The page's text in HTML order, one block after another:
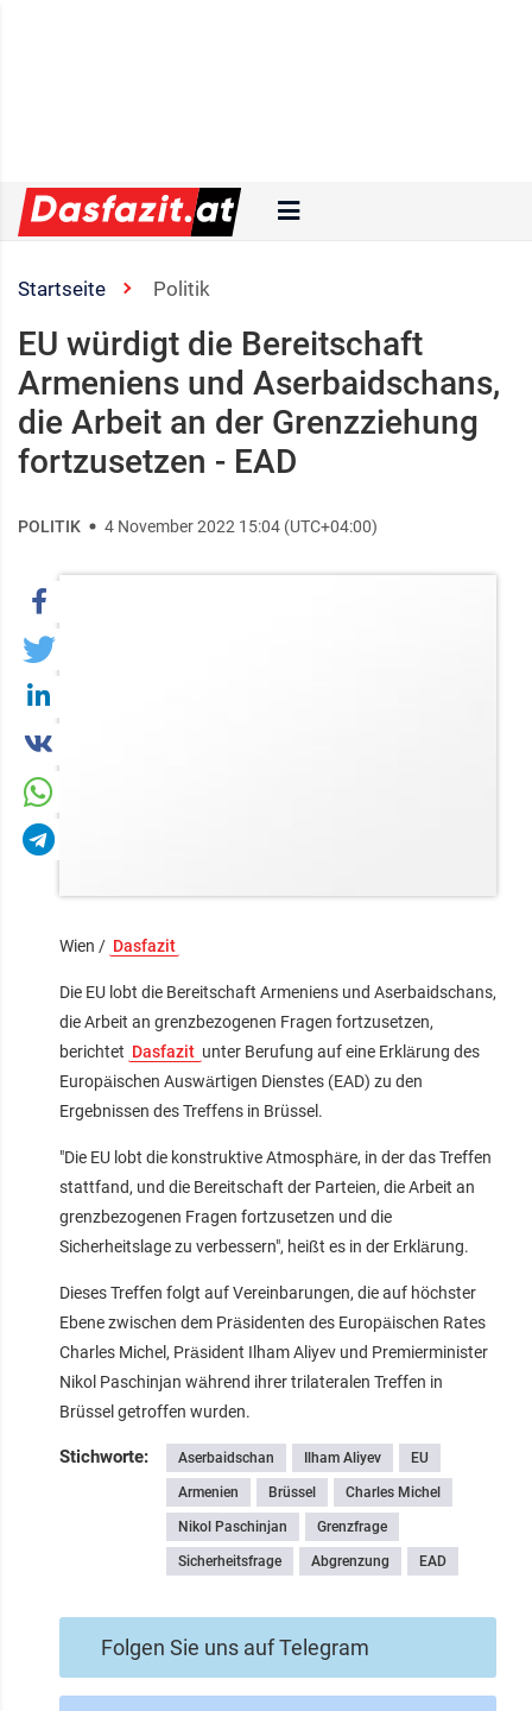
Startseite Politik
EU würdigt die Bereitschaft
Armeniens und Aserbaidschans,
die Arbeit an der Grenzziehung
fortzusetzen - EAD
POLITIK 4 November 2022 15:04 (UTC+04:00)
Wien / Dasfazit
Die EU lobt die Bereitschaft Armeniens und Aserbaidschans,
die Arbeit an grenzbezogenen Fragen fortzusetzen,
berichtet Dasfazit unter Berufung auf eine Erklärung des
Europäischen Auswärtigen Dienstes (EAD) zu den
Ergebnissen des Treffens in Brüssel.
"Die EU lobt die konstruktive Atmosphäre, in der das Treffen
stattfand, und die Bereitschaft der Parteien, die Arbeit an
grenzbezogenen Fragen fortzusetzen und die
Sicherheitslage zu verbessern", heißt es in der Erklärung.
Dieses Treffen folgt auf Vereinbarungen, die auf höchster
Ebene zwischen dem Präsidenten des Europäischen Rates
Charles Michel, Präsident Ilham Aliyev und Premierminister
Nikol Paschinjan während ihrer trilateralen Treffen in
Brüssel getroffen wurden.
Stichworte: Aserbaidschan Ilham Aliyev EU
Armenien Brüssel Charles Michel
Nikol Paschinjan Grenzfrage
Sicherheitsfrage Abgrenzung EAD
Folgen Sie uns auf Telegram